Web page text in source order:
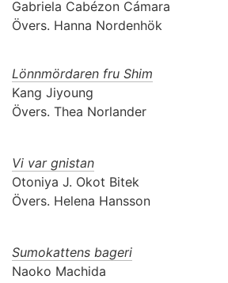
Gabriela Cabézon Cámara
Övers. Hanna Nordenhök
Lönnmördaren fru Shim
Kang Jiyoung
Övers. Thea Norlander
Vi var gnistan
Otoniya J. Okot Bitek
Övers. Helena Hansson
Sumokattens bageri
Naoko Machida